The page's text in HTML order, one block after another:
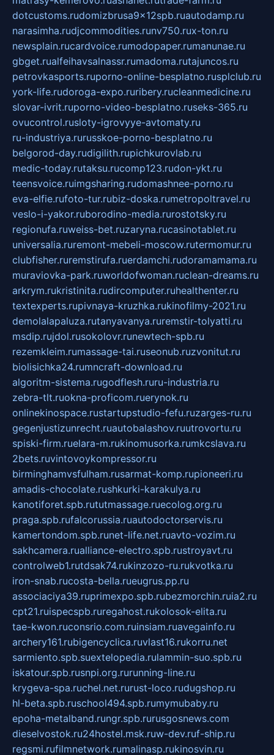
dotcustoms.rudomizbrusa9x12spb.ruautodamp.ru
narasimha.rudjcommodities.runv750.rux-ton.ru
newsplain.rucardvoice.rumodopaper.rumanunae.ru
gbget.rualfeihavsalnassr.rumadoma.rutajuncos.ru
petrovkasports.ruporno-online-besplatno.rusplclub.ru
york-life.rudoroga-expo.ruribery.rucleanmedicine.ru
slovar-ivrit.ruporno-video-besplatno.ruseks-365.ru
ovucontrol.rusloty-igrovyye-avtomaty.ru
ru-industriya.rurusskoe-porno-besplatno.ru
belgorod-day.rudigilith.rupichkurovlab.ru
medic-today.rutaksu.rucomp123.rudon-ykt.ru
teensvoice.ruimgsharing.rudomashnee-porno.ru
eva-elfie.rufoto-tur.rubiz-doska.rumetropoltravel.ru
veslo-i-yakor.ruborodino-media.rurostotsky.ru
regionufa.ruweiss-bet.ruzaryna.rucasinotablet.ru
universalia.ruremont-mebeli-moscow.rutermomur.ru
clubfisher.ruremstirufa.ruerdamchi.rudoramamama.ru
muraviovka-park.ruworldofwoman.ruclean-dreams.ru
arkrym.rukristinita.rudircomputer.ruhealthenter.ru
textexperts.rupivnaya-kruzhka.rukinofilmy-2021.ru
demolalapaluza.rutanyavanya.ruremstir-tolyatti.ru
msdip.rujdol.rusokolovr.runewtech-spb.ru
rezemkleim.rumassage-tai.ruseonub.ruzvonitut.ru
biolisichka24.rumncraft-download.ru
algoritm-sistema.rugodflesh.ruru-industria.ru
zebra-tlt.ruokna-proficom.ruerynok.ru
onlinekinospace.rustartupstudio-fefu.ruzarges-ru.ru
gegenjustizunrecht.ruautobalashov.ruutrovortu.ru
spiski-firm.ruelara-m.rukinomusorka.rumkcslava.ru
2bets.ruvintovoykompressor.ru
birminghamvsfulham.rusarmat-komp.rupioneeri.ru
amadis-chocolate.rushkurki-karakulya.ru
kanotiforet.spb.rututmassage.ruecolog.org.ru
praga.spb.rufalcorussia.ruautodoctorservis.ru
kamertondom.spb.runet-life.net.ruavto-vozim.ru
sakhcamera.rualliance-electro.spb.rustroyavt.ru
controlweb1.rutdsak74.rukinzozo-ru.rukvotka.ru
iron-snab.rucosta-bella.rueugrus.pp.ru
associaciya39.ruprimexpo.spb.rubezmorchin.ruia2.ru
cpt21.ruispecspb.ruregahost.rukolosok-elita.ru
tae-kwon.ruconsrio.com.ruinsiam.ruavegainfo.ru
archery161.rubigencyclica.ruvlast16.rukorru.net
sarmiento.spb.suextelopedia.rulammin-suo.spb.ru
iskatour.spb.rusnpi.org.rurunning-line.ru
krygeva-spa.ruchel.net.rurust-loco.rudugshop.ru
hl-beta.spb.ruschool494.spb.rumymubaby.ru
epoha-metalband.rungr.spb.rurusgosnews.com
dieselvostok.ru24hostel.msk.ruw-dev.ruf-ship.ru
regsmi.rufilmnetwork.rumalinasp.rukinosvin.ru